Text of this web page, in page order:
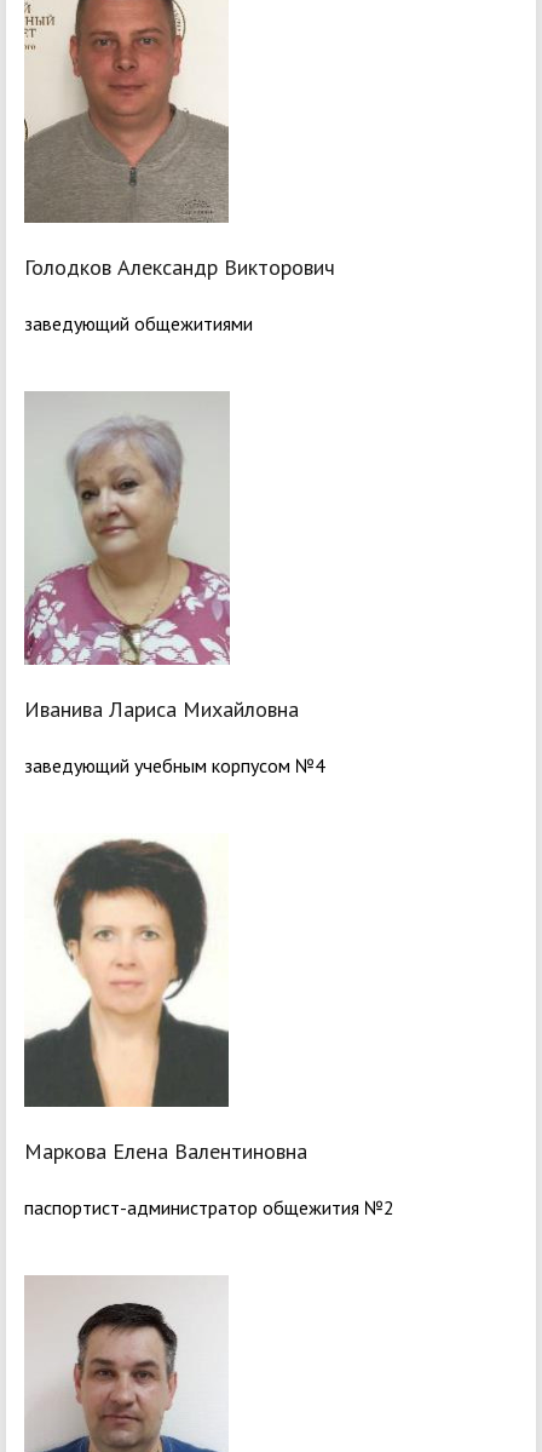
Голодков Александр Викторович
заведующий общежитиями
Иванива Лариса Михайловна
заведующий учебным корпусом №4
Маркова Елена Валентиновна
паспортист-администратор общежития №2